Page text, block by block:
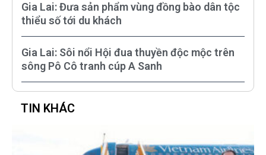
Gia Lai: Đưa sản phẩm vùng đồng bào dân tộc
thiểu số tới du khách
Gia Lai: Sôi nổi Hội đua thuyền độc mộc trên
sông Pô Cô tranh cúp A Sanh
TIN KHÁC